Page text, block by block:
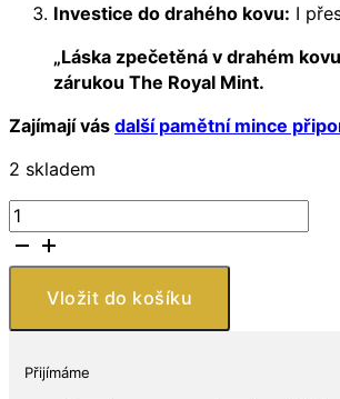
Investice do drahého kovu: I
„Láska zpečetěná v drahém
zárukou The Royal Mint.
Zajímají vás další pamětní mince
2 skladem
The
Royal
Mint
stříbrná
Vložit do košíku
Přijímáme